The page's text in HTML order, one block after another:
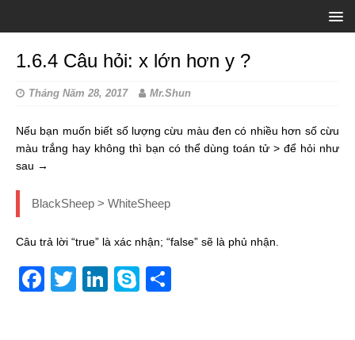
1.6.4 Câu hỏi: x lớn hơn y ?
Tháng Năm 28, 2017 Mr.Shun
Nếu bạn muốn biết số lượng cừu màu đen có nhiều hơn số cừu
màu trắng hay không thì bạn có thể dùng toán tử > để hỏi như
sau →
BlackSheep > WhiteSheep
Câu trả lời “true” là xác nhận; “false” sẽ là phủ nhận.
F
T
Li
S